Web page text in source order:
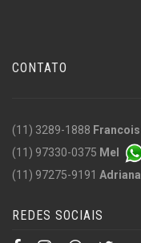
CONTATO
(11) 3289-1888 Francois
(11) 97330-0375 Mel
(11) 97275-9191 Adriana
REDES SOCIAIS